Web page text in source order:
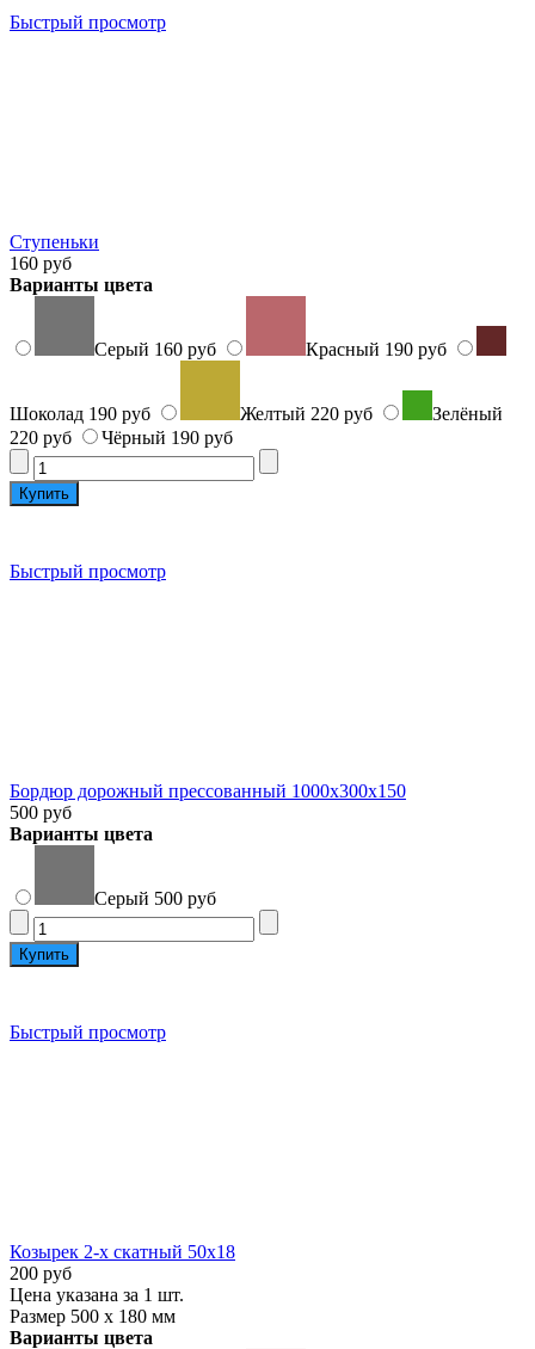
Быстрый просмотр
Ступеньки
160 руб
Варианты цвета
Серый 160 руб Красный 190 руб
Шоколад 190 руб Желтый 220 руб
Зелёный
220 руб
Чёрный 190 руб
Быстрый просмотр
Бордюр дорожный прессованный 1000x300x150
500 руб
Варианты цвета
Серый 500 руб
Быстрый просмотр
Козырек 2-х скатный 50х18
200 руб
Цена указана за 1 шт.
Размер 500 х 180 мм
Варианты цвета